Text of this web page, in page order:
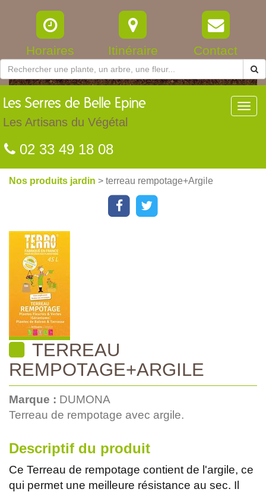
Horaires Itinéraire Contact
Les Serres de Belle Epine
Les Artisans du Végétal
02 33 49 18 08
Nos produits jardin > terreau rempotage+Argile
TERREAU
REMPOTAGE+ARGILE
Marque : DUMONA
Terreau de rempotage avec argile.
Descriptif du produit
Ce Terreau de rempotage contient de l'argile, ce
qui permet une meilleure résistance au sec. Il